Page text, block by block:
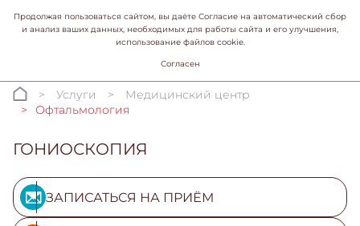
Услуги
Медицинский центр
Офтальмология
ГОНИОСКОПИЯ
ЗАПИСАТЬСЯ НА ПРИЁМ
Продолжая пользоваться сайтом, вы даёте Согласие на автоматический сбор
и анализ ваших данных, необходимых для работы сайта и его улучшения,
использование файлов cookie.
Согласен